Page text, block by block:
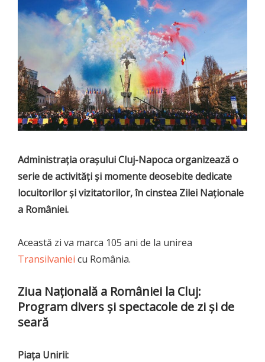
Administrația orașului Cluj-Napoca organizează o
serie de activități și momente deosebite dedicate
locuitorilor și vizitatorilor, în cinstea Zilei Naționale
a României.
Această zi va marca 105 ani de la unirea
Transilvaniei cu România.
Ziua Națională a României la Cluj:
Program divers și spectacole de zi și de
seară
Piața Unirii: